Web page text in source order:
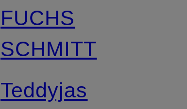
FUCHS
SCHMITT
Teddyjas